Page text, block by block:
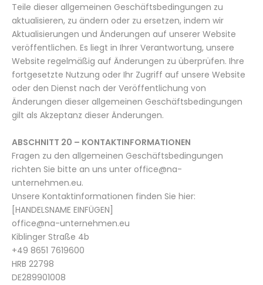
Teile dieser allgemeinen Geschäftsbedingungen zu
aktualisieren, zu ändern oder zu ersetzen, indem wir
Aktualisierungen und Änderungen auf unserer Website
veröffentlichen. Es liegt in Ihrer Verantwortung, unsere
Website regelmäßig auf Änderungen zu überprüfen. Ihre
fortgesetzte Nutzung oder Ihr Zugriff auf unsere Website
oder den Dienst nach der Veröffentlichung von
Änderungen dieser allgemeinen Geschäftsbedingungen
gilt als Akzeptanz dieser Änderungen.
ABSCHNITT 20 – KONTAKTINFORMATIONEN
Fragen zu den allgemeinen Geschäftsbedingungen
richten Sie bitte an uns unter office@na-
unternehmen.eu.
Unsere Kontaktinformationen finden Sie hier:
[HANDELSNAME EINFÜGEN]
office@na-unternehmen.eu
Kiblinger Straße 4b
+49 8651 7619600
HRB 22798
DE289901008